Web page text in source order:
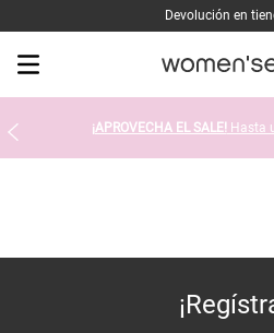
Devolución en
¡APROVECHA EL SALE! Hasta